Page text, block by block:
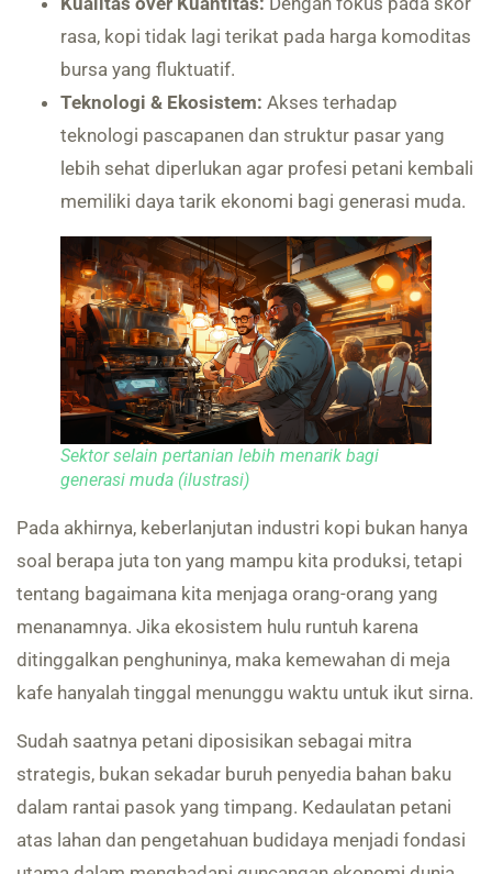
rasa, kopi tidak lagi terikat pada harga komoditas
bursa yang fluktuatif.
Teknologi & Ekosistem: Akses terhadap
teknologi pascapanen dan struktur pasar yang
lebih sehat diperlukan agar profesi petani kembali
memiliki daya tarik ekonomi bagi generasi muda.
Sektor selain pertanian lebih menarik bagi
generasi muda (ilustrasi)
Pada akhirnya, keberlanjutan industri kopi bukan hanya
soal berapa juta ton yang mampu kita produksi, tetapi
tentang bagaimana kita menjaga orang-orang yang
menanamnya. Jika ekosistem hulu runtuh karena
ditinggalkan penghuninya, maka kemewahan di meja
kafe hanyalah tinggal menunggu waktu untuk ikut sirna.
Sudah saatnya petani diposisikan sebagai mitra
strategis, bukan sekadar buruh penyedia bahan baku
dalam rantai pasok yang timpang. Kedaulatan petani
atas lahan dan pengetahuan budidaya menjadi fondasi